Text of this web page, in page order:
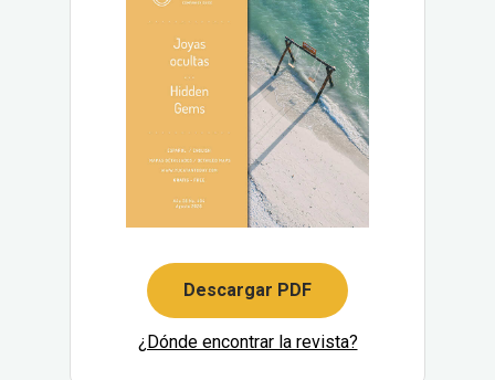
Descargar PDF
¿Dónde encontrar la revista?